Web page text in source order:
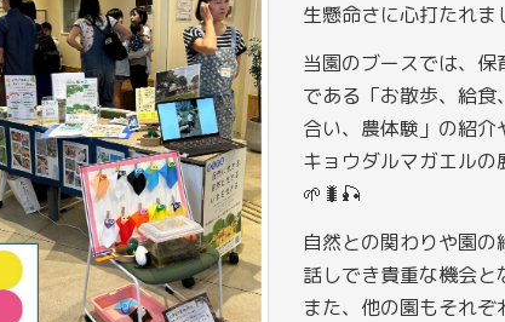
生懸命さに心打たれま
当園のブースでは、
である「お散歩、給
合い、農体験」の紹
キョウダルマガエル
🌱🐛🎣
自然との関わりや園
話しでき貴重な機会と
また、他の園もそれ